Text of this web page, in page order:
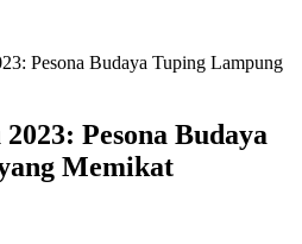
Pesona Budaya Tuping Lampung
Pesona Budaya
Memikat